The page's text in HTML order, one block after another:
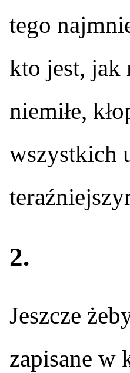
tego
kto jest, jak
niemiłe,
wszystkich
2.
Jeszcze
zapisane w